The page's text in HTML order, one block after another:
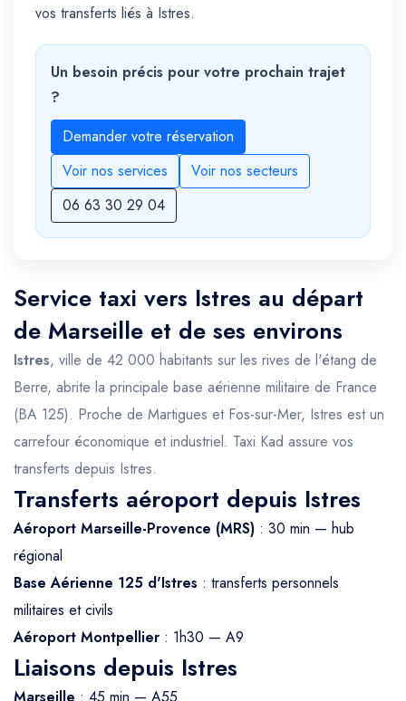
vos transferts liés à Istres.
Un besoin précis pour votre prochain trajet
?
Demander votre réservation
Voir nos services
Voir nos secteurs
06 63 30 29 04
Service taxi vers Istres au départ
de Marseille et de ses environs
Istres, ville de 42 000 habitants sur les rives de l'étang de
Berre, abrite la principale base aérienne militaire de France
(BA 125). Proche de Martigues et Fos-sur-Mer, Istres est un
carrefour économique et industriel. Taxi Kad assure vos
transferts depuis Istres.
Transferts aéroport depuis Istres
Aéroport Marseille-Provence (MRS) : 30 min — hub
régional
Base Aérienne 125 d'Istres : transferts personnels
militaires et civils
Aéroport Montpellier : 1h30 — A9
Liaisons depuis Istres